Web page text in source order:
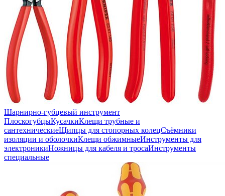
Шарнирно-губцевый инструмент
ПлоскогубцыКусачкиКлещи трубные и
сантехническиеЩипцы для стопорных колецСъёмники
изоляции и оболочкиКлещи обжимныеИнструменты для
электроникиНожницы для кабеля и тросаИнструменты
специальные